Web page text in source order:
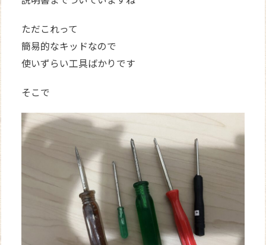
ただこれって
簡易的なキッドなので
使いずらい工具ばかりです
そこで